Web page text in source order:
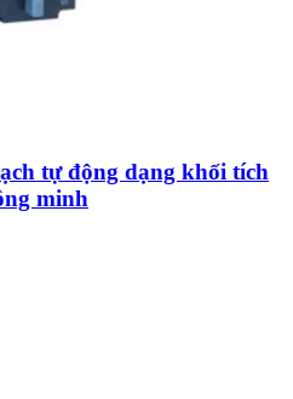
tự động dạng khối tích
minh